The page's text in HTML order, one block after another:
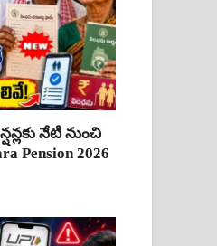
నేటి నుంచి
Pension 2026